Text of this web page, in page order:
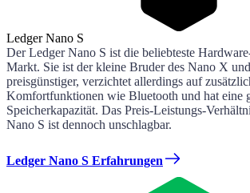
Ledger Nano S
Der Ledger Nano S ist die beliebteste
Markt. Sie ist der kleine Bruder des Nano X
preisgünstiger, verzichtet allerdings auf
Komfortfunktionen wie Bluetooth und hat eine
Speicherkapazität. Das Preis-Leistungs-
Nano S ist dennoch unschlagbar.
Ledger Nano S Erfahrungen